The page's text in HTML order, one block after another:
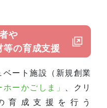
や
等の育成支援
ート施設（新規創業
ホーかごしま」 、クリ
育成支援を行う